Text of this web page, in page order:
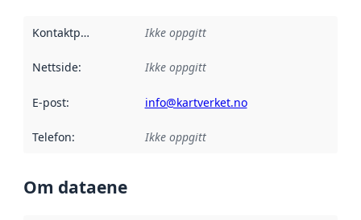
Kontaktpunkt Ikke oppgitt
Nettside: Ikke oppgitt
E-post: info@kartverket.no
Telefon: Ikke oppgitt
Om dataene